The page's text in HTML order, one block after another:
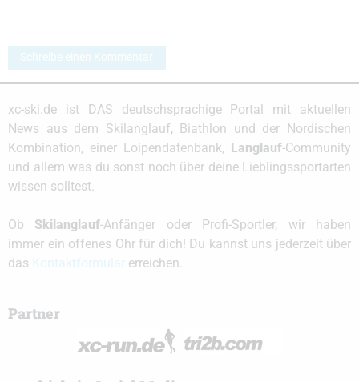
Schreibe einen Kommentar
xc-ski.de ist DAS deutschsprachige Portal mit aktuellen
News aus dem Skilanglauf, Biathlon und der Nordischen
Kombination, einer Loipendatenbank, Langlauf-Community
und allem was du sonst noch über deine Lieblingssportarten
wissen solltest.
Ob Skilanglauf-Anfänger oder Profi-Sportler, wir haben
immer ein offenes Ohr für dich! Du kannst uns jederzeit über
das
erreichen.
Partner